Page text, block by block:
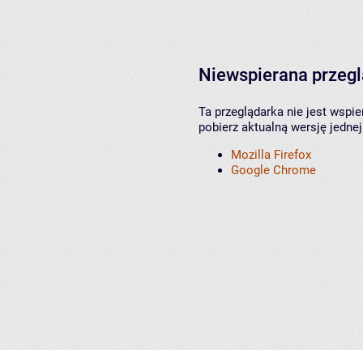
Niewspierana
Ta przeglądarka nie jest
pobierz aktualną wersję
Mozilla Firefox
Google Chrome